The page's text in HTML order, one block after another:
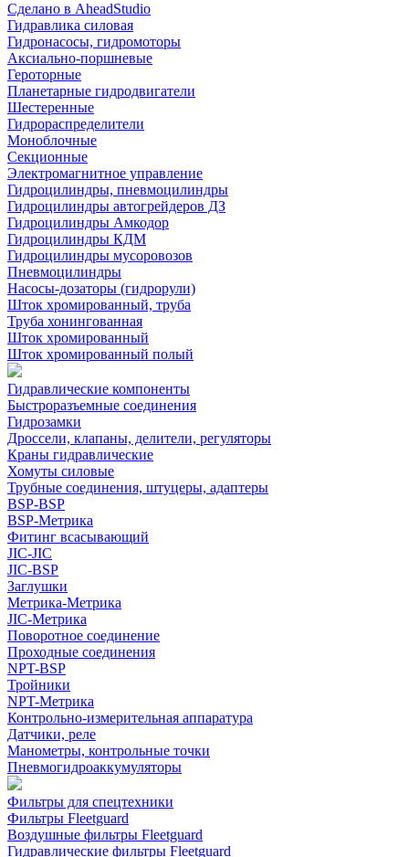
Сделано в AheadStudio
Гидравлика силовая
Гидронасосы, гидромоторы
Аксиально-поршневые
Героторные
Планетарные гидродвигатели
Шестеренные
Гидрораспределители
Моноблочные
Секционные
Электромагнитное управление
Гидроцилиндры, пневмоцилиндры
Гидроцилиндры автогрейдеров ДЗ
Гидроцилиндры Амкодор
Гидроцилиндры КДМ
Гидроцилиндры мусоровозов
Пневмоцилиндры
Насосы-дозаторы (гидрорули)
Шток хромированный, труба
Труба хонингованная
Шток хромированный
Шток хромированный полый
Гидравлические компоненты
Быстроразъемные соединения
Гидрозамки
Дроссели, клапаны, делители, регуляторы
Краны гидравлические
Хомуты силовые
Трубные соединения, штуцеры, адаптеры
BSP-BSP
BSP-Метрика
Фитинг всасывающий
JIC-JIC
JIC-BSP
Заглушки
Метрика-Метрика
JIC-Метрика
Поворотное соединение
Проходные соединения
NPT-BSP
Тройники
NPT-Метрика
Контрольно-измерительная аппаратура
Датчики, реле
Манометры, контрольные точки
Пневмогидроаккумуляторы
Фильтры для спецтехники
Фильтры Fleetguard
Воздушные фильтры Fleetguard
Гидравлические фильтры Fleetguard